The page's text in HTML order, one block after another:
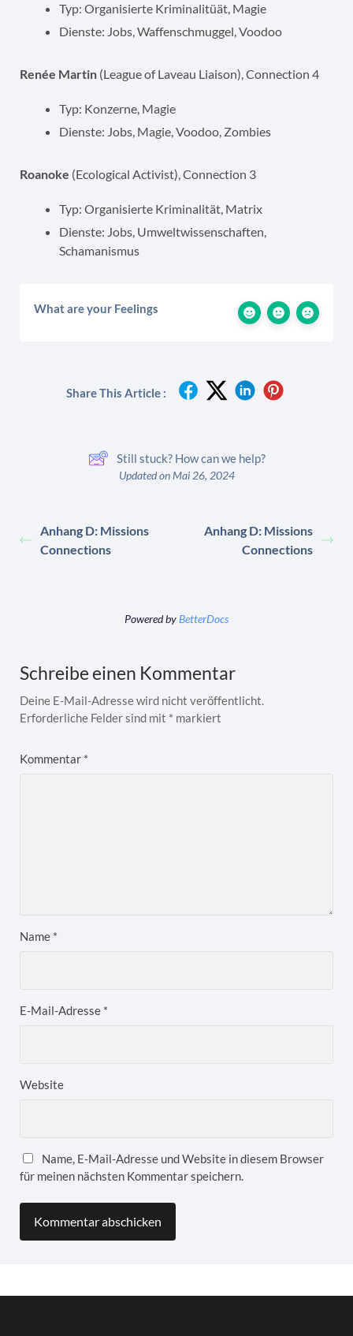
Typ: Organisierte Kriminalitüät, Magie
Dienste: Jobs, Waffenschmuggel, Voodoo
Renée Martin (League of Laveau Liaison), Connection 4
Typ: Konzerne, Magie
Dienste: Jobs, Magie, Voodoo, Zombies
Roanoke (Ecological Activist), Connection 3
Typ: Organisierte Kriminalität, Matrix
Dienste: Jobs, Umweltwissenschaften,
Schamanismus
What are your Feelings
Share This Article :
Still stuck? How can we help?
Updated on Mai 26, 2024
Anhang D: Missions
Connections
Anhang D: Missions
Connections
Powered by BetterDocs
Schreibe einen Kommentar
Deine E-Mail-Adresse wird nicht veröffentlicht.
Erforderliche Felder sind mit * markiert
Kommentar *
Name *
E-Mail-Adresse *
Website
Name, E-Mail-Adresse und Website in diesem Browser
für meinen nächsten Kommentar speichern.